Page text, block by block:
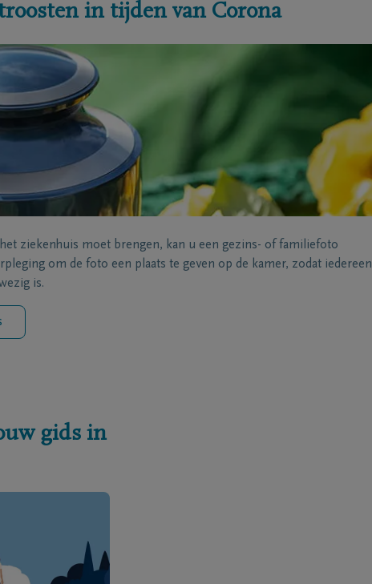
in tijden van Corona
ziekenhuis moet brengen, kan u een gezins- of familiefoto
om de foto een plaats te geven op de kamer, zodat iedereen
is.
gids in